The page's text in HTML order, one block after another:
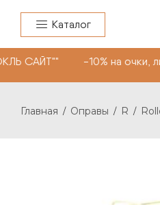
Каталог
-10% на
Главная / Оправы / R /